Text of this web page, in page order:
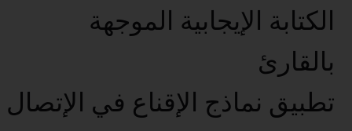
الكتابة الإيجابية الموجهة
بالقارئ
تطبيق نماذج الإقناع في الإتصال